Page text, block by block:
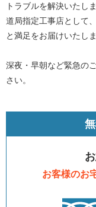
トラブルを解決いたし
道局指定工事店として
と満足をお届けいたしま
深夜・早朝など緊急の
さい。
お客様のお